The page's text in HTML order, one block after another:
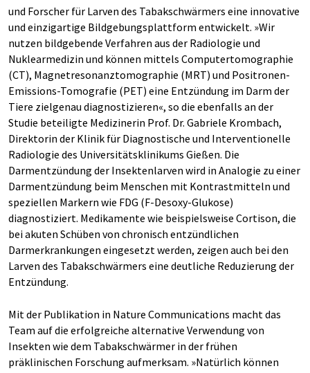
und Forscher für Larven des Tabakschwärmers eine innovative
und einzigartige Bildgebungsplattform entwickelt. »Wir
nutzen bildgebende Verfahren aus der Radiologie und
Nuklearmedizin und können mittels Computertomographie
(CT), Magnetresonanztomographie (MRT) und Positronen-
Emissions-Tomografie (PET) eine Entzündung im Darm der
Tiere zielgenau diagnostizieren«, so die ebenfalls an der
Studie beteiligte Medizinerin Prof. Dr. Gabriele Krombach,
Direktorin der Klinik für Diagnostische und Interventionelle
Radiologie des Universitätsklinikums Gießen. Die
Darmentzündung der Insektenlarven wird in Analogie zu einer
Darmentzündung beim Menschen mit Kontrastmitteln und
speziellen Markern wie FDG (F-Desoxy-Glukose)
diagnostiziert. Medikamente wie beispielsweise Cortison, die
bei akuten Schüben von chronisch entzündlichen
Darmerkrankungen eingesetzt werden, zeigen auch bei den
Larven des Tabakschwärmers eine deutliche Reduzierung der
Entzündung.
Mit der Publikation in Nature Communications macht das
Team auf die erfolgreiche alternative Verwendung von
Insekten wie dem Tabakschwärmer in der frühen
präklinischen Forschung aufmerksam. »Natürlich können